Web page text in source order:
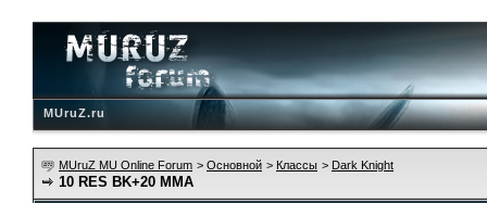
MUruZ.ru
MUruZ MU Online Forum > Основной > Классы > Dark Knight
10 RES BK+20 MMA